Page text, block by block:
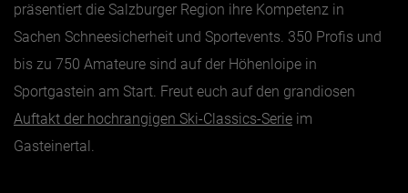
präsentiert die Salzburger Region ihre Kompetenz in
Sachen Schneesicherheit und Sportevents. 350 Profis und
bis zu 750 Amateure sind auf der Höhenloipe in
Sportgastein am Start. Freut euch auf den grandiosen
Auftakt der hochrangigen Ski-Classics-Serie im
Gasteinertal.